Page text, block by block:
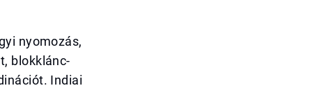
nyomozás,
blokklánc-
Indiai